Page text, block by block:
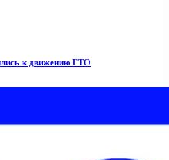
к движению ГТО